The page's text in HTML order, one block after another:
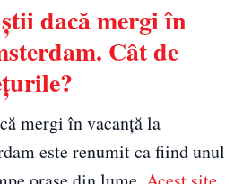
dacă mergi în
Cât de
mergi în vacanță la
este renumit ca fiind unul